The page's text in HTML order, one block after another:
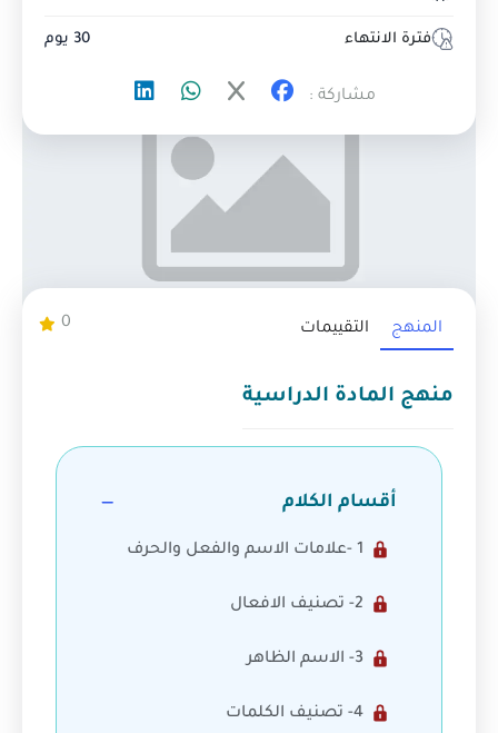
0 المنهج التقييمات
منهج المادة الدراسية
أقسام الكلام
1 ‏-علامات الاسم والفعل والحرف
2- تصنيف الافعال
3- الاسم الظاهر
4- تصنيف الكلمات
فترة الانتهاء 30 يوم
مشاركة :